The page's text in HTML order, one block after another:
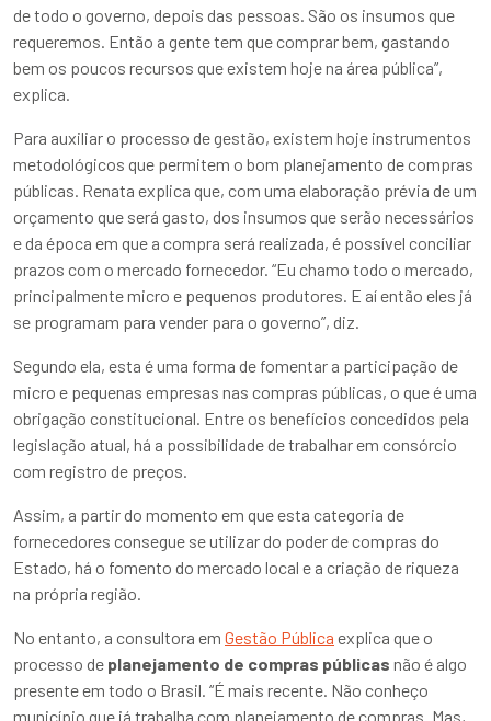
de todo o governo, depois das pessoas. São os insumos que
requeremos. Então a gente tem que comprar bem, gastando
bem os poucos recursos que existem hoje na área pública”,
explica.
Para auxiliar o processo de gestão, existem hoje instrumentos
metodológicos que permitem o bom planejamento de compras
públicas. Renata explica que, com uma elaboração prévia de um
orçamento que será gasto, dos insumos que serão necessários
e da época em que a compra será realizada, é possível conciliar
prazos com o mercado fornecedor. “Eu chamo todo o mercado,
principalmente micro e pequenos produtores. E aí então eles já
se programam para vender para o governo”, diz.
Segundo ela, esta é uma forma de fomentar a participação de
micro e pequenas empresas nas compras públicas, o que é uma
obrigação constitucional. Entre os benefícios concedidos pela
legislação atual, há a possibilidade de trabalhar em consórcio
com registro de preços.
Assim, a partir do momento em que esta categoria de
fornecedores consegue se utilizar do poder de compras do
Estado, há o fomento do mercado local e a criação de riqueza
na própria região.
No entanto, a consultora em Gestão Pública explica que o
processo de planejamento de compras públicas não é algo
presente em todo o Brasil. “É mais recente. Não conheço
município que já trabalha com planejamento de compras. Mas,